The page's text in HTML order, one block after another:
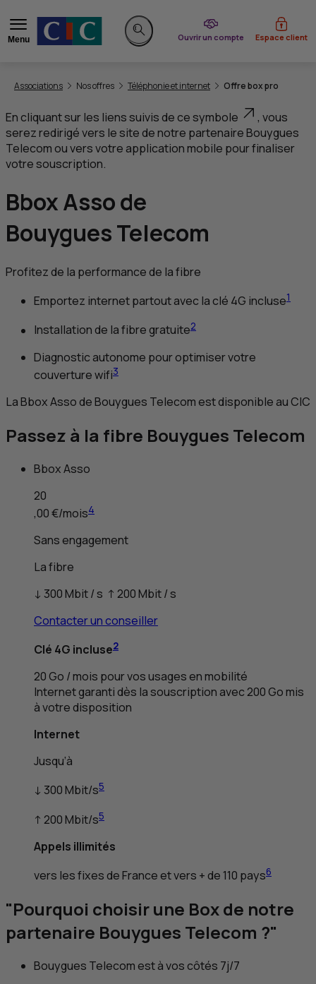
Menu
Rechercher sur le site
Ouvrir un compte
du CIC Espace client
Associations Nos offres Téléphonie et internet Offre box pro
En cliquant sur les liens suivis de ce symbole
, vous
serez redirigé vers le site de notre partenaire Bouygues
Telecom ou vers votre application mobile pour finaliser
votre souscription.
Bbox Asso de
Bouygues Telecom
Profitez de la performance de la fibre
Emportez internet partout avec la clé 4G incluse1
Installation de la fibre gratuite2
Diagnostic autonome pour optimiser votre
couverture wifi3
LaBbox Asso de Bouygues Telecom est disponible auCIC
Passez à la fibre Bouygues Telecom
Bbox Asso
20
,00 €/mois4
Sans engagement
La fibre
↓ 300Mbit/ s ↑ 200Mbit/ s
Contacter un conseiller
Clé 4G incluse2
20Go / mois pour vos usages en mobilité
Internet garanti dès la souscription avec 200Gomis
à votre disposition
Internet
Jusqu’à
↓ 300Mbit/s5
↑ 200Mbit/s5
Appels illimités
vers les fixes de France et vers + de 110 pays6
"Pourquoi choisir une Box de notre
partenaire Bouygues Telecom ?"
Bouygues Telecom est à vos côtés 7j/7